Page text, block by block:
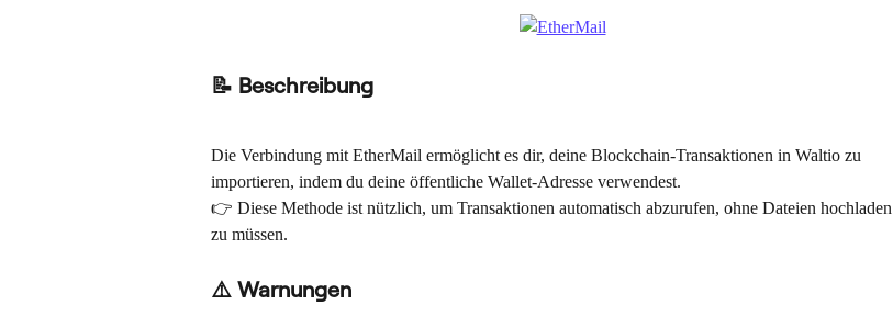
📝 Beschreibung
Die Verbindung mit EtherMail ermöglicht es dir, deine Blockchain-Transaktionen in Waltio zu
importieren, indem du deine öffentliche Wallet-Adresse verwendest.
👉 Diese Methode ist nützlich, um Transaktionen automatisch abzurufen, ohne Dateien hochladen
zu müssen.
⚠️ Warnungen